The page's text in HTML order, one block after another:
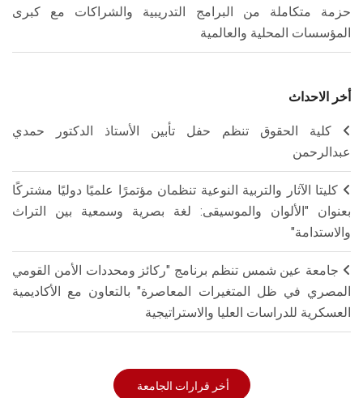
حزمة متكاملة من البرامج التدريبية والشراكات مع كبرى
المؤسسات المحلية والعالمية
أخر الاحداث
كلية الحقوق تنظم حفل تأبين الأستاذ الدكتور حمدي
عبدالرحمن
كليتا الآثار والتربية النوعية تنظمان مؤتمرًا علميًا دوليًا مشتركًا
بعنوان "الألوان والموسيقى: لغة بصرية وسمعية بين التراث
والاستدامة"
جامعة عين شمس تنظم برنامج "ركائز ومحددات الأمن القومي
المصري في ظل المتغيرات المعاصرة" بالتعاون مع الأكاديمية
العسكرية للدراسات العليا والاستراتيجية
أخر قرارات الجامعة